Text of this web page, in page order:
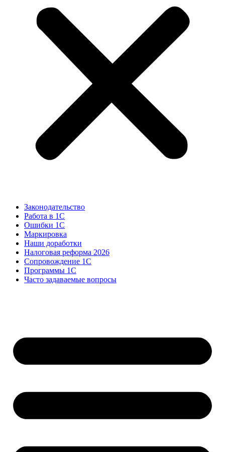
Законодательство
Работа в 1С
Ошибки 1С
Маркировка
Наши доработки
Налоговая реформа 2026
Сопровождение 1С
Программы 1С
Часто задаваемые вопросы